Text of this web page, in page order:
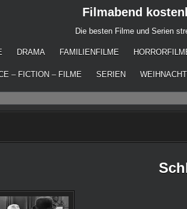
Filmabend
Die besten Filme und Serien
DRAMA FAMILIENFILME
– FICTION – FILME SERIEN